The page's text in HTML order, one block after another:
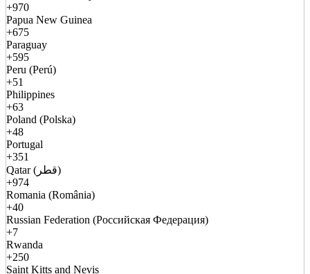
+970
Papua New Guinea
+675
Paraguay
+595
Peru (Perú)
+51
Philippines
+63
Poland (Polska)
+48
Portugal
+351
Qatar (قطر)
+974
Romania (România)
+40
Russian Federation (Российская Федерация)
+7
Rwanda
+250
Saint Kitts and Nevis